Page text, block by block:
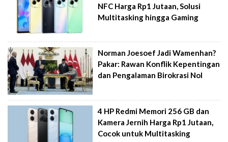
NFC Harga Rp1 Jutaan, Solusi
Multitasking hingga Gaming
Norman Joesoef Jadi Wamenhan?
Pakar: Rawan Konflik Kepentingan
dan Pengalaman Birokrasi Nol
4 HP Redmi Memori 256 GB dan
Kamera Jernih Harga Rp1 Jutaan,
Cocok untuk Multitasking